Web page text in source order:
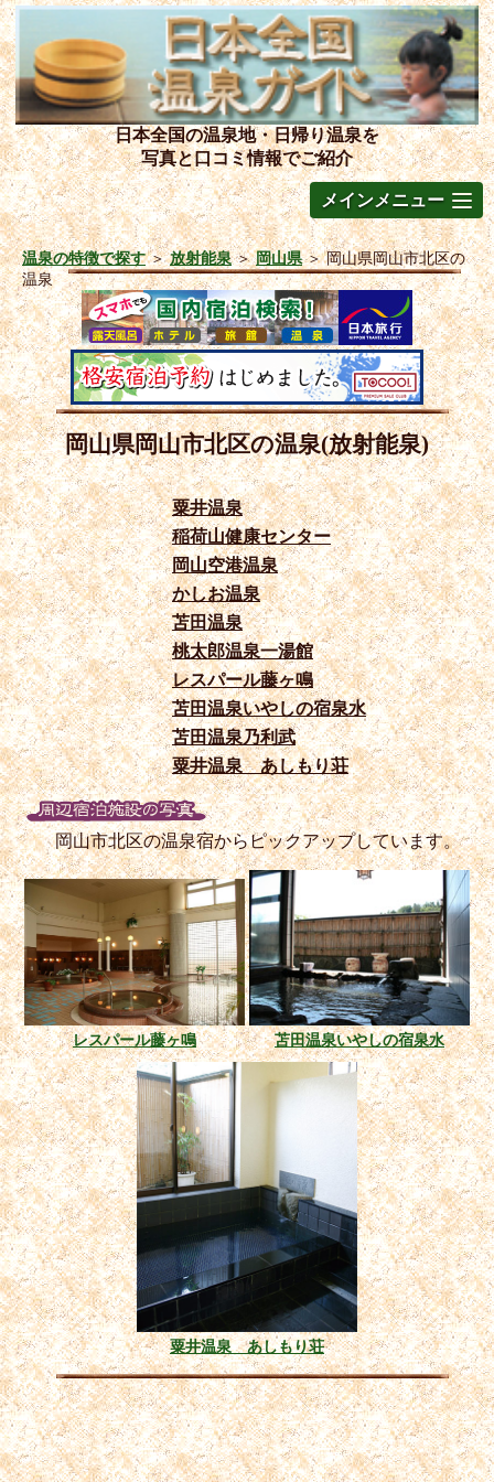
日本全国の温泉地・日帰り温泉を
写真と口コミ情報でご紹介
メインメニュー
温泉の特徴で探す＞放射能泉＞岡山県＞岡山県岡山市北区の
温泉
岡山県岡山市北区の温泉(放射能泉)
粟井温泉
稲荷山健康センター
岡山空港温泉
かしお温泉
苫田温泉
桃太郎温泉一湯館
レスパール藤ヶ鳴
苫田温泉いやしの宿泉水
苫田温泉乃利武
粟井温泉 あしもり荘
岡山市北区の温泉宿からピックアップしています。
レスパール藤ヶ鳴 苫田温泉いやしの宿泉水
粟井温泉 あしもり荘